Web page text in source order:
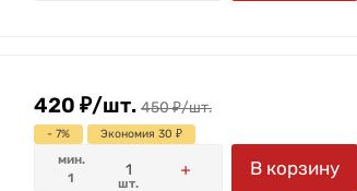
420 ₽/шт. 450₽/шт.
- 7% Экономия 30 ₽
мин.
1
шт.
В корзину